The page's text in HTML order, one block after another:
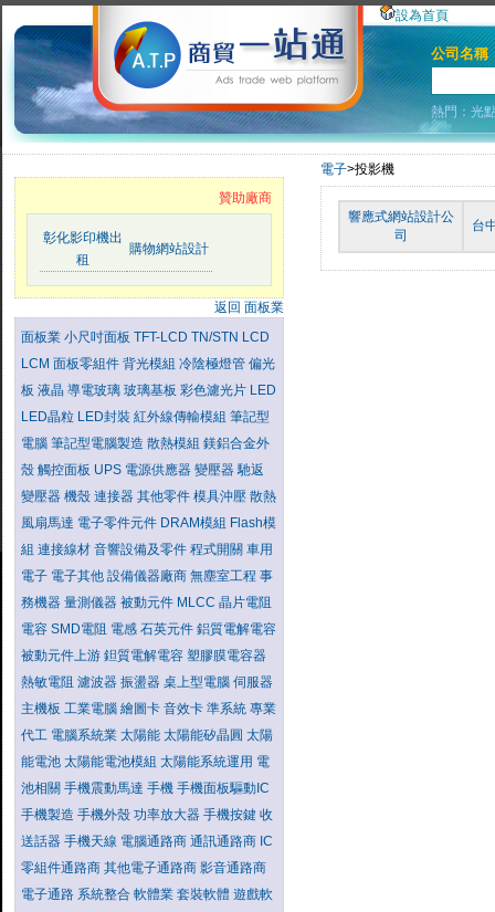
設為首頁
公司名稱
熱門：光
贊助廠商
彰化影印機出
租
購物網站設計
返回 面板業
面板業 小尺吋面板 TFT-LCD TN/STN LCD
LCM 面板零組件 背光模組 冷陰極燈管 偏光
板 液晶 導電玻璃 玻璃基板 彩色濾光片 LED
LED晶粒 LED封裝 紅外線傳輸模組 筆記型
電腦 筆記型電腦製造 散熱模組 鎂鋁合金外
殼 觸控面板 UPS 電源供應器 變壓器馳返
變壓器 機殼 連接器 其他零件 模具沖壓 散熱
風扇馬達 電子零件元件 DRAM模組 Flash模
組 連接線材 音響設備及零件 程式開關 車用
電子 電子其他 設備儀器廠商 無塵室工程 事
務機器 量測儀器 被動元件 MLCC 晶片電阻
電容 SMD電阻 電感 石英元件 鋁質電解電容
被動元件上游 鉭質電解電容 塑膠膜電容器
熱敏電阻 濾波器 振盪器 桌上型電腦 伺服器
主機板 工業電腦 繪圖卡 音效卡 準系統 專業
代工 電腦系統業 太陽能 太陽能矽晶圓 太陽
能電池 太陽能電池模組 太陽能系統運用 電
池相關 手機震動馬達 手機 手機面板驅動IC
手機製造 手機外殼 功率放大器 手機按鍵 收
送話器 手機天線 電腦通路商 通訊通路商 IC
零組件通路商 其他電子通路商 影音通路商
電子通路 系統整合 軟體業 套裝軟體 遊戲軟
電子>投影機
響應式網站設計公
司
台